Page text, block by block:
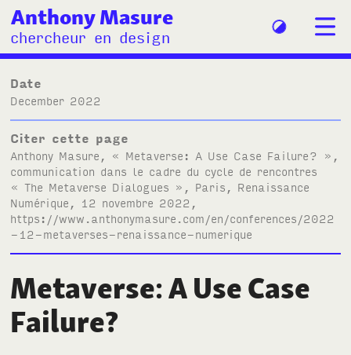
Anthony Masure
chercheur en design
Date
December 2022
Citer cette page
Anthony Masure, « Metaverse: A Use Case Failure? »,
communication dans le cadre du cycle de rencontres
« The Metaverse Dialogues » , Paris, Renaissance
Numérique, 12 novembre 2022,
https://www.anthonymasure.com/en/conferences/2022
-12-metaverses-renaissance-numerique
Metaverse: A Use Case
Failure?